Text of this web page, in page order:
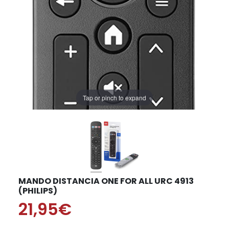
Tap or pinch to expand
MANDO DISTANCIA ONE FOR ALL URC 4913
(PHILIPS)
21,95€